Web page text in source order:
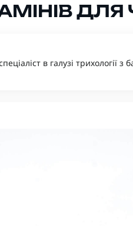
в галузі трихології